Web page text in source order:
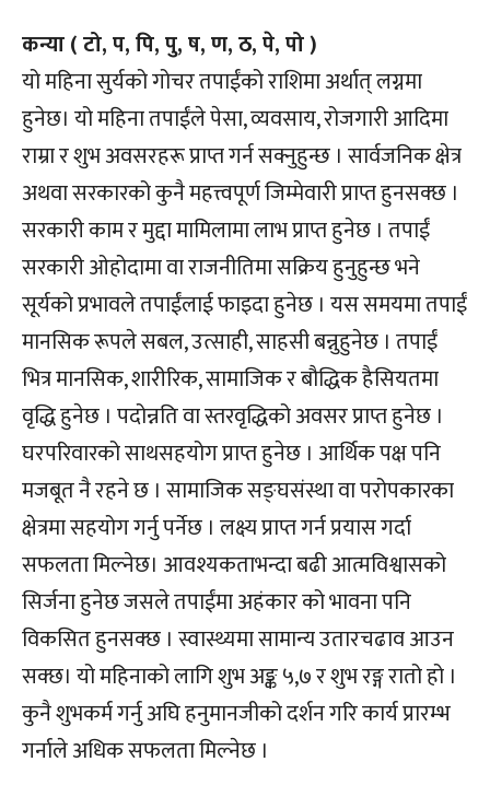
कन्या ( टो, प, पि, पु, ष, ण, ठ, पे, पो )
यो महिना सुर्यको गोचर तपाईंको राशिमा अर्थात् लग्नमा
हुनेछ। यो महिना तपाईंले पेसा, व्यवसाय, रोजगारी आदिमा
राम्रा र शुभ अवसरहरू प्राप्त गर्न सक्नुहुन्छ । सार्वजनिक क्षेत्र
अथवा सरकारको कुनै महत्त्वपूर्ण जिम्मेवारी प्राप्त हुनसक्छ ।
सरकारी काम र मुद्दा मामिलामा लाभ प्राप्त हुनेछ । तपाईं
सरकारी ओहोदामा वा राजनीतिमा सक्रिय हुनुहुन्छ भने
सूर्यको प्रभावले तपाईंलाई फाइदा हुनेछ । यस समयमा तपाईं
मानसिक रूपले सबल, उत्साही, साहसी बन्नुहुनेछ । तपाईं
भित्र मानसिक, शारीरिक, सामाजिक र बौद्धिक हैसियतमा
वृद्धि हुनेछ । पदोन्नति वा स्तरवृद्धिको अवसर प्राप्त हुनेछ ।
घरपरिवारको साथसहयोग प्राप्त हुनेछ । आर्थिक पक्ष पनि
मजबूत नै रहने छ । सामाजिक सङ्घसंस्था वा परोपकारका
क्षेत्रमा सहयोग गर्नु पर्नेछ । लक्ष्य प्राप्त गर्न प्रयास गर्दा
सफलता मिल्नेछ। आवश्यकताभन्दा बढी आत्मविश्वासको
सिर्जना हुनेछ जसले तपाईंमा अहंकार को भावना पनि
विकसित हुनसक्छ । स्वास्थ्यमा सामान्य उतारचढाव आउन
सक्छ। यो महिनाको लागि शुभ अङ्क ५,७ र शुभ रङ्ग रातो हो ।
कुनै शुभकर्म गर्नु अघि हनुमानजीको दर्शन गरि कार्य प्रारम्भ
गर्नाले अधिक सफलता मिल्नेछ ।